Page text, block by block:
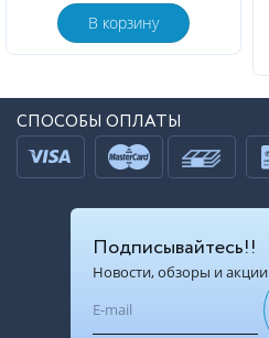
В корзину
СПОСОБЫ ОПЛАТЫ
Подписывайтесь!!
Новости, обзоры и акции